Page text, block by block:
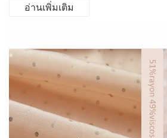
อ่านเพิ่มเติม